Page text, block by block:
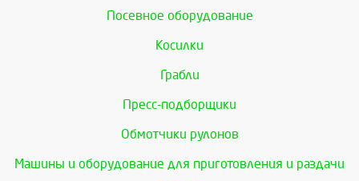
Посевное оборудование
Косилки
Грабли
Пресс-подборщики
Обмотчики рулонов
Машины и оборудование для приготовления и раздачи